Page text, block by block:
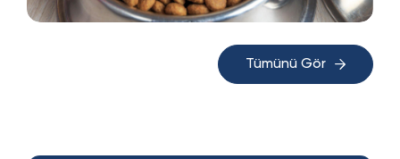
Tümünü Gör